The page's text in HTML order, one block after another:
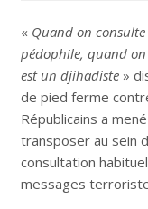
« Quand on
pédophile, quand on
est un djihadiste»
de pied ferme
Républicains a
transposer au sein
consultation
messages